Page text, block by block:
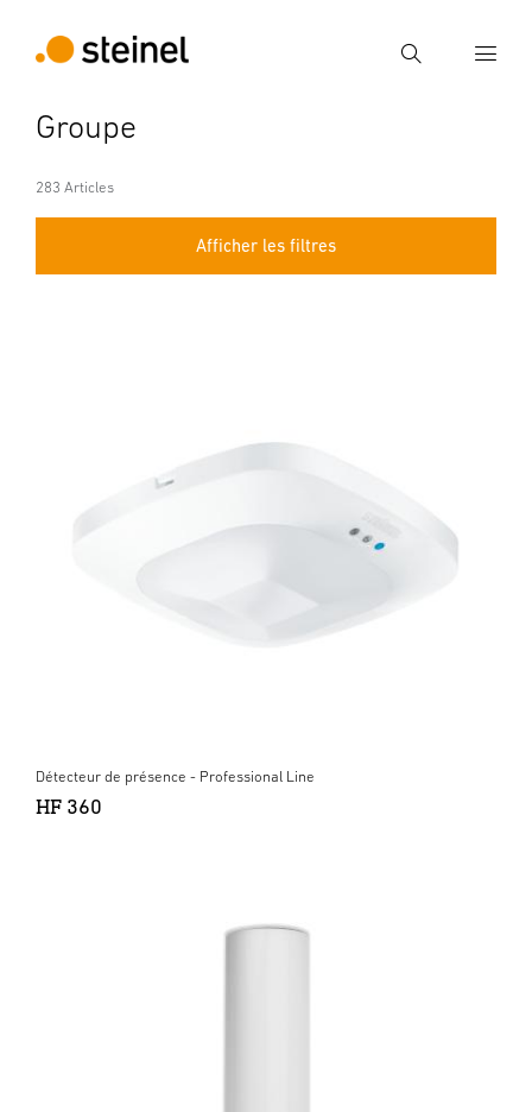
Recherche
Groupe
283 Articles
Afficher les filtres
Détecteur de présence - Professional Line
HF 360